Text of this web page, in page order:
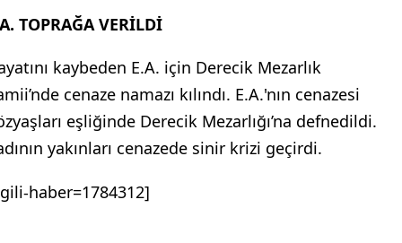
TOPRAĞA VERİLDİ
kaybeden E.A. için Derecik Mezarlık
cenaze namazı kılındı. E.A.'nın cenazesi
eşliğinde Derecik Mezarlığı’na defnedildi.
yakınları cenazede sinir krizi geçirdi.
haber=1784312]